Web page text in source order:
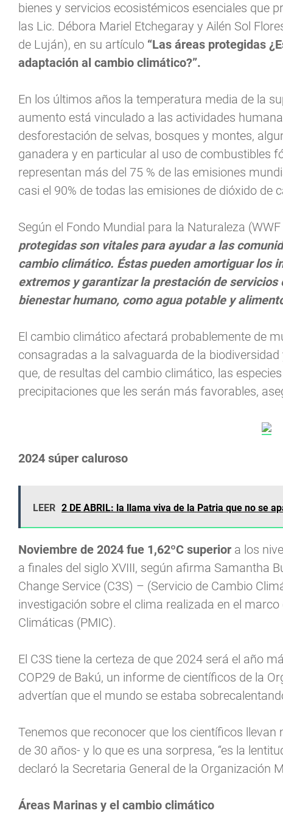
bienes y servicios ecosistémicos esenciales que
las Lic. Débora Mariel Etchegaray y Ailén Sol
de Luján), en su artículo “Las áreas protegidas
adaptación al cambio climático?”.
En los últimos años la temperatura media de la
aumento está vinculado a las actividades
desforestación de selvas, bosques y montes,
ganadera y en particular al uso de combustibles
representan más del 75 % de las emisiones
casi el 90% de todas las emisiones de dióxido de
Según el Fondo Mundial para la Naturaleza
protegidas son vitales para ayudar a las
cambio climático. Éstas pueden amortiguar los
extremos y garantizar la prestación de
bienestar humano, como agua potable y
El cambio climático afectará probablemente de
consagradas a la salvaguarda de la
que, de resultas del cambio climático, las
precipitaciones que les serán más favorables,
2024 súper caluroso
LEER 2 DE ABRIL: la llama viva de la Patria que no se
Noviembre de 2024 fue 1,62ºC superior a los
a finales del siglo XVIII, según afirma Samantha
Change Service (C3S) – (Servicio de Cambio
investigación sobre el clima realizada en el
Climáticas (PMIC).
El C3S tiene la certeza de que 2024 será el año
COP29 de Bakú, un informe de científicos de la
advertían que el mundo se estaba
Tenemos que reconocer que los científicos
de 30 años- y lo que es una sorpresa, “es la
declaró la Secretaria General de la Organización
Áreas Marinas y el cambio climático